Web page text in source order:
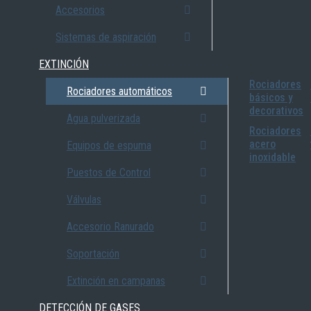
Accesorios
Sistemas de aspiración
EXTINCIÓN
Rociadores automáticos
Agua pulverizada
Equipos de espuma
Puestos de Control
Válvulas
Accesorio Ranurado
Soportación
Extinción en campanas
Rociadores
básicos y
decorativos
Rociadores
acero
inoxidable
DETECCIÓN DE GASES